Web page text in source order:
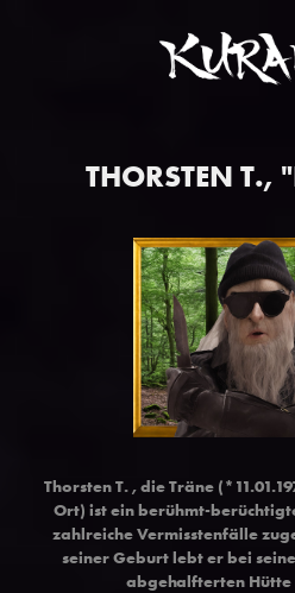
THORSTEN T.,
Thorsten T. , die Träne
Ort) ist ein berühmt-
zahlreiche Vermisstenfälle
seiner Geburt lebt er bei
abgehalfterten Hütte